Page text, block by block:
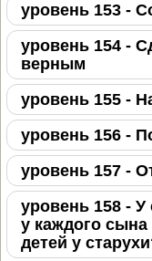
уровень 153 -
уровень 154 -
верным
уровень 155 -
уровень 156 -
уровень 157 -
уровень 158 -
у каждого сына
детей у